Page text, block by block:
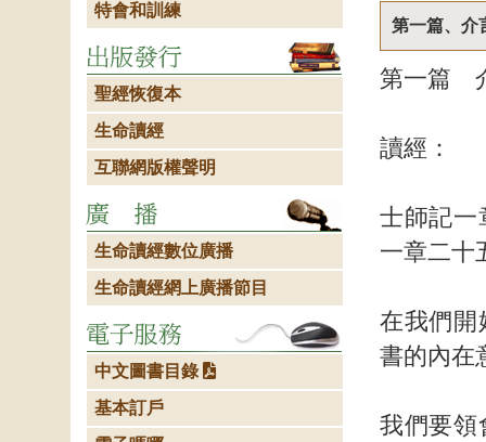
第一篇、介
第一篇
讀經：
士師記一
一章二十
在我們開
書的內在
我們要領
特會和訓練
聖經恢復本
生命讀經
互聯網版權聲明
生命讀經數位廣播
生命讀經網上廣播節目
中文圖書目錄
基本訂戶